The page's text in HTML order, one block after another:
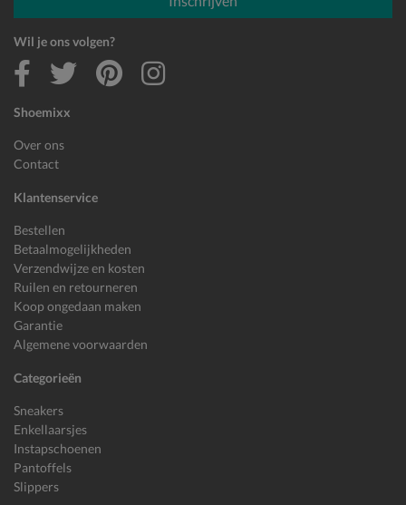
Shoemixx
Over ons
Contact
Klantenservice
Bestellen
Betaalmogelijkheden
Verzendwijze en kosten
Ruilen en retourneren
Koop ongedaan maken
Garantie
Algemene voorwaarden
Categorieën
Sneakers
Enkellaarsjes
Instapschoenen
Pantoffels
Slippers
Wil je ons volgen?